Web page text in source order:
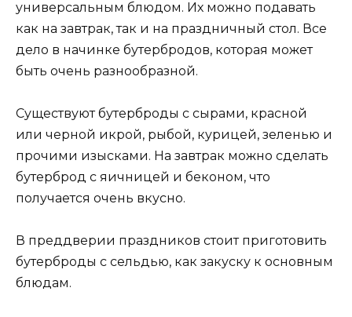
универсальным блюдом. Их можно подавать
как на завтрак, так и на праздничный стол. Все
дело в начинке бутербродов, которая может
быть очень разнообразной.
Существуют бутерброды с сырами, красной
или черной икрой, рыбой, курицей, зеленью и
прочими изысками. На завтрак можно сделать
бутерброд с яичницей и беконом, что
получается очень вкусно.
В преддверии праздников стоит приготовить
бутерброды с сельдью, как закуску к основным
блюдам.